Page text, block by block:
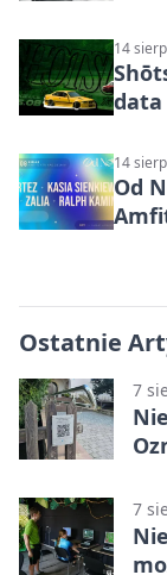
14
data
14
Od
Ostatnie
7
7